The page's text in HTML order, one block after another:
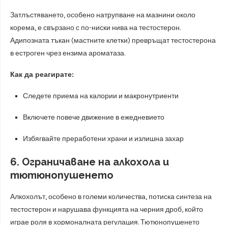
Затлъстяването, особено натрупване на мазнини около
корема, е свързано с по-ниски нива на тестостерон.
Адипозната тъкан (мастните клетки) превръщат тестостерона
в естроген чрез ензима ароматаза.
Как да реагирате:
Следете приема на калории и макронутриенти
Включете повече движение в ежедневието
Избягвайте преработени храни и излишна захар
6. Ограничаване на алкохола и
тютюнопушенето
Алкохолът, особено в големи количества, потиска синтеза на
тестостерон и нарушава функцията на черния дроб, който
играе роля в хормоналната регулация. Тютюнопушенето